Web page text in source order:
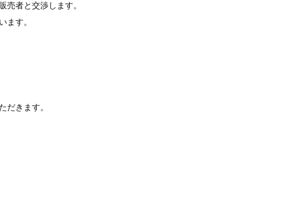
売者と交渉します。
ます。
だきます。